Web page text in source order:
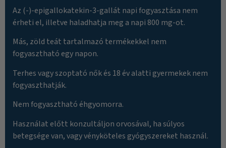
Az (-)-epigallokatekin-3-gallát napi fogyasztása nem
érheti el, illetve haladhatja meg a napi 800 mg-ot.
Más, zöld teát tartalmazó termékekkel nem
fogyasztható egy napon.
Terhes vagy szoptató nők és 18 év alatti gyermekek nem
fogyaszthatják.
Nem fogyasztható éhgyomorra.
Használat előtt konzultáljon orvosával, ha súlyos
betegsége van, vagy vényköteles gyógyszereket használ.